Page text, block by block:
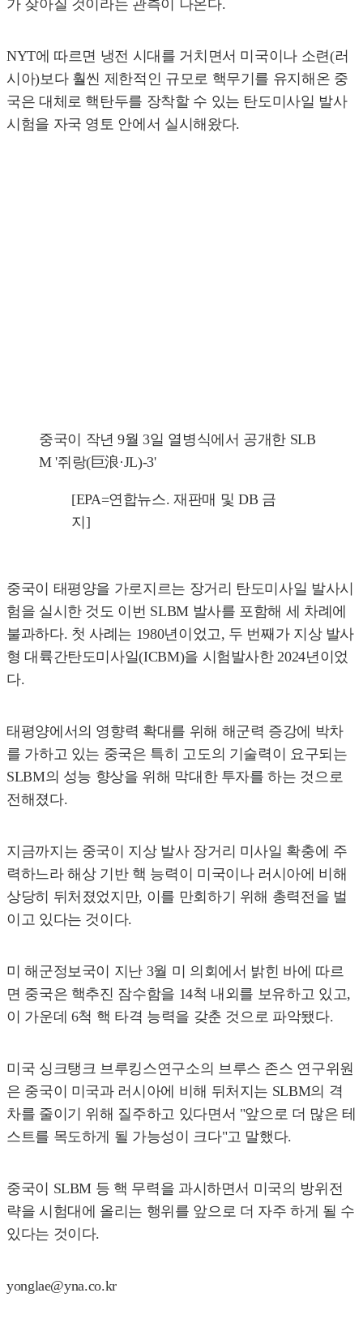
가 잦아질 것이라는 관측이 나온다.
NYT에 따르면 냉전 시대를 거치면서 미국이나 소련(러
시아)보다 훨씬 제한적인 규모로 핵무기를 유지해온 중
국은 대체로 핵탄두를 장착할 수 있는 탄도미사일 발사
시험을 자국 영토 안에서 실시해왔다.
중국이 작년 9월 3일 열병식에서 공개한 SLB
M '쥐랑(巨浪·JL)-3'
[EPA=연합뉴스. 재판매 및 DB 금
지]
중국이 태평양을 가로지르는 장거리 탄도미사일 발사시
험을 실시한 것도 이번 SLBM 발사를 포함해 세 차례에
불과하다. 첫 사례는 1980년이었고, 두 번째가 지상 발사
형 대륙간탄도미사일(ICBM)을 시험발사한 2024년이었
다.
태평양에서의 영향력 확대를 위해 해군력 증강에 박차
를 가하고 있는 중국은 특히 고도의 기술력이 요구되는
SLBM의 성능 향상을 위해 막대한 투자를 하는 것으로
전해졌다.
지금까지는 중국이 지상 발사 장거리 미사일 확충에 주
력하느라 해상 기반 핵 능력이 미국이나 러시아에 비해
상당히 뒤처졌었지만, 이를 만회하기 위해 총력전을 벌
이고 있다는 것이다.
미 해군정보국이 지난 3월 미 의회에서 밝힌 바에 따르
면 중국은 핵추진 잠수함을 14척 내외를 보유하고 있고,
이 가운데 6척 핵 타격 능력을 갖춘 것으로 파악됐다.
미국 싱크탱크 브루킹스연구소의 브루스 존스 연구위원
은 중국이 미국과 러시아에 비해 뒤처지는 SLBM의 격
차를 줄이기 위해 질주하고 있다면서 "앞으로 더 많은 테
스트를 목도하게 될 가능성이 크다"고 말했다.
중국이 SLBM 등 핵 무력을 과시하면서 미국의 방위전
략을 시험대에 올리는 행위를 앞으로 더 자주 하게 될 수
있다는 것이다.
yonglae@yna.co.kr